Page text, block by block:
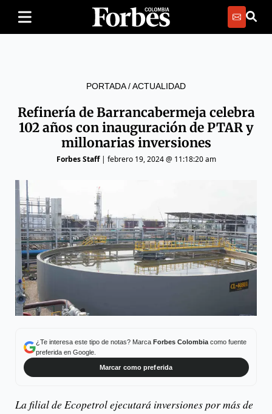
PORTADA/ACTUALIDAD
Refinería de Barrancabermeja celebra
102 años con inauguración de PTAR y
millonarias inversiones
Forbes Staff| febrero 19, 2024 @ 11:18:20 am
¿Te interesa este tipo de notas? Marca Forbes Colombiacomo fuente
preferida en Google.
Marcar como preferida
La filial de Ecopetrol ejecutará inversiones por más de